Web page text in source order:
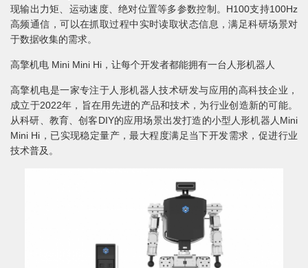
现输出力矩、运动速度、绝对位置等多参数控制。H100支持100Hz
高频通信，可以在抓取过程中实时读取状态信息，满足科研场景对
于数据收集的需求。
高擎机电 Mini Mini Hi，让每个开发者都能拥有一台人形机器人
高擎机电是一家专注于人形机器人技术研发与应用的高科技企业，
成立于2022年，旨在用先进的产品和技术，为行业创造新的可能。
从科研、教育、创客DIY的应用场景出发打造的小型人形机器人Mini
Mini Hi，已实现稳定量产，最大程度满足当下开发需求，促进行业
技术普及。